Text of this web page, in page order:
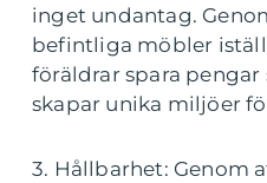
inget undantag.
befintliga möbler
föräldrar spara
skapar unika miljöer
3. Hållbarhet: Genom